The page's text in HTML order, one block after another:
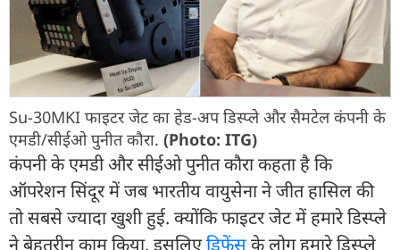
Su-30MKI फाइटर जेट का हेड-अप डिस्प्ले और सैमटेल कंपनी के
एमडी/सीईओ पुनीत कौरा. (Photo: ITG)
कंपनी के एमडी और सीईओ पुनीत कौरा कहता है कि
ऑपरेशन सिंदूर में जब भारतीय वायुसेना ने जीत हासिल की
तो सबसे ज्यादा खुशी हुई. क्योंकि फाइटर जेट में हमारे डिस्प्ले
ने बेहतरीन काम किया. इसलिएडिफेंसके लोग हमारे डिस्प्ले